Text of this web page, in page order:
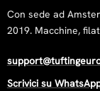
Rating: 5/5
Bedankt voor de
Primary Tufting
Nikita D. Tufting
Con sede ad
2019. Macchine,
Scrivici su